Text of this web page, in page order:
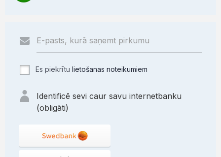
Es piekrītu lietošanas noteikumiem
Identificē sevi caur savu internetbanku
(obligāti)